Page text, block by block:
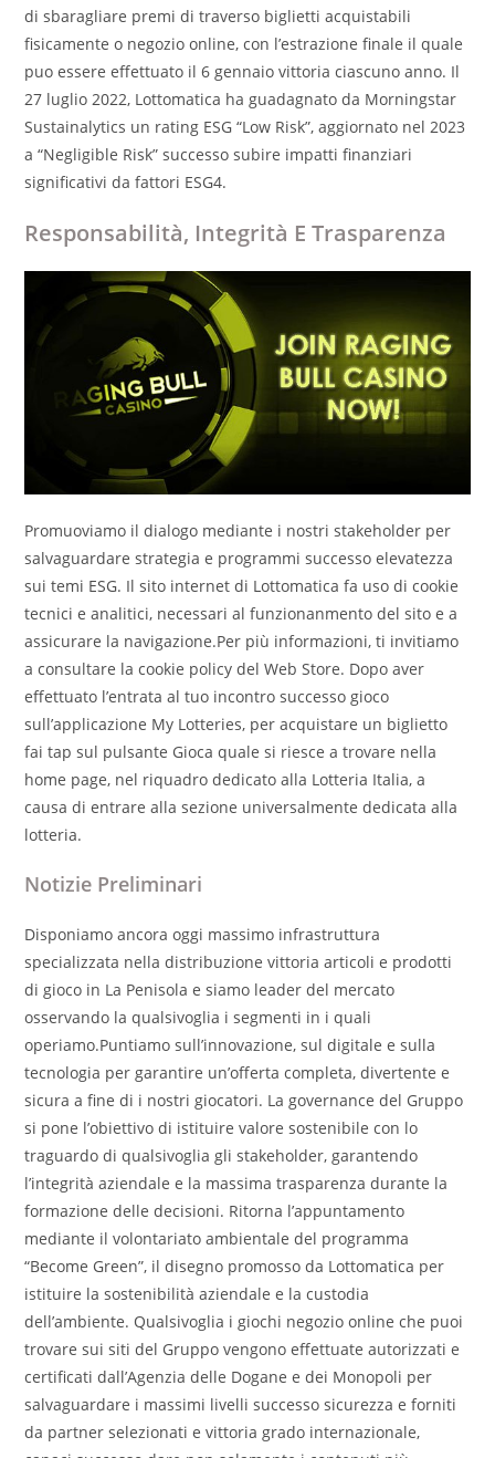
di sbaragliare premi di traverso biglietti acquistabili
fisicamente o negozio online, con l’estrazione finale il quale
puo essere effettuato il 6 gennaio vittoria ciascuno anno. Il
27 luglio 2022, Lottomatica ha guadagnato da Morningstar
Sustainalytics un rating ESG “Low Risk”, aggiornato nel 2023
a “Negligible Risk” successo subire impatti finanziari
significativi da fattori ESG4.
Responsabilità, Integrità E Trasparenza
Promuoviamo il dialogo mediante i nostri stakeholder per
salvaguardare strategia e programmi successo elevatezza
sui temi ESG. Il sito internet di Lottomatica fa uso di cookie
tecnici e analitici, necessari al funzionanmento del sito e a
assicurare la navigazione.Per più informazioni, ti invitiamo
a consultare la cookie policy del Web Store. Dopo aver
effettuato l’entrata al tuo incontro successo gioco
sull’applicazione My Lotteries, per acquistare un biglietto
fai tap sul pulsante Gioca quale si riesce a trovare nella
home page, nel riquadro dedicato alla Lotteria Italia, a
causa di entrare alla sezione universalmente dedicata alla
lotteria.
Notizie Preliminari
Disponiamo ancora oggi massimo infrastruttura
specializzata nella distribuzione vittoria articoli e prodotti
di gioco in La Penisola e siamo leader del mercato
osservando la qualsivoglia i segmenti in i quali
operiamo.Puntiamo sull’innovazione, sul digitale e sulla
tecnologia per garantire un’offerta completa, divertente e
sicura a fine di i nostri giocatori. La governance del Gruppo
si pone l’obiettivo di istituire valore sostenibile con lo
traguardo di qualsivoglia gli stakeholder, garantendo
l’integrità aziendale e la massima trasparenza durante la
formazione delle decisioni. Ritorna l’appuntamento
mediante il volontariato ambientale del programma
“Become Green”, il disegno promosso da Lottomatica per
istituire la sostenibilità aziendale e la custodia
dell’ambiente. Qualsivoglia i giochi negozio online che puoi
trovare sui siti del Gruppo vengono effettuate autorizzati e
certificati dall’Agenzia delle Dogane e dei Monopoli per
salvaguardare i massimi livelli successo sicurezza e forniti
da partner selezionati e vittoria grado internazionale,